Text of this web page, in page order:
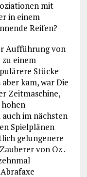
mit
in einem
Reifen?
Aufführung von
einem
Stücke
kam, war Die
Zeitmaschine,
im nächsten
Spielplänen
gelungenere
von Oz .